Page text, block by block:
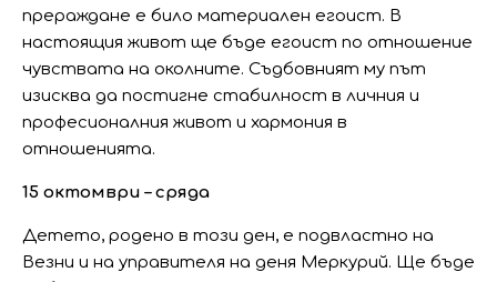
прераждане е било материален егоист. В
настоящия живот ще бъде егоист по отношение
чувствата на околните. Съдбовният му път
изисква да постигне стабилност в личния и
професионалния живот и хармония в
отношенията.
15 октомври – сряда
Детето, родено в този ден, е подвластно на
Везни и на управителя на деня Меркурий. Ще бъде